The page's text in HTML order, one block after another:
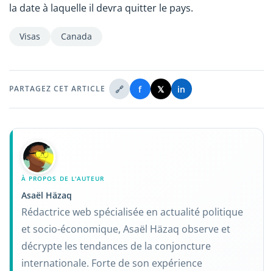
la date à laquelle il devra quitter le pays.
Visas Canada
PARTAGEZ CET ARTICLE 🔗 f 𝕏 in
À PROPOS DE L'AUTEUR
Asaël Häzaq
Rédactrice web spécialisée en actualité politique
et socio-économique, Asaël Häzaq observe et
décrypte les tendances de la conjoncture
internationale. Forte de son expérience